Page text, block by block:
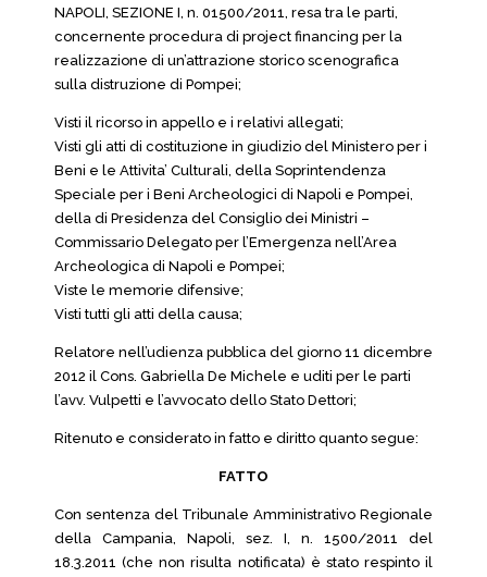
NAPOLI, SEZIONE I, n. 01500/2011, resa tra le parti,
concernente procedura di project financing per la
realizzazione di un’attrazione storico scenografica
sulla distruzione di Pompei;
Visti il ricorso in appello e i relativi allegati;
Visti gli atti di costituzione in giudizio del Ministero per i
Beni e le Attivita’ Culturali, della Soprintendenza
Speciale per i Beni Archeologici di Napoli e Pompei,
della di Presidenza del Consiglio dei Ministri –
Commissario Delegato per l’Emergenza nell’Area
Archeologica di Napoli e Pompei;
Viste le memorie difensive;
Visti tutti gli atti della causa;
Relatore nell’udienza pubblica del giorno 11 dicembre
2012 il Cons. Gabriella De Michele e uditi per le parti
l’avv. Vulpetti e l’avvocato dello Stato Dettori;
Ritenuto e considerato in fatto e diritto quanto segue:
FATTO
Con sentenza del Tribunale Amministrativo Regionale
della Campania, Napoli, sez. I, n. 1500/2011 del
18.3.2011 (che non risulta notificata) è stato respinto il